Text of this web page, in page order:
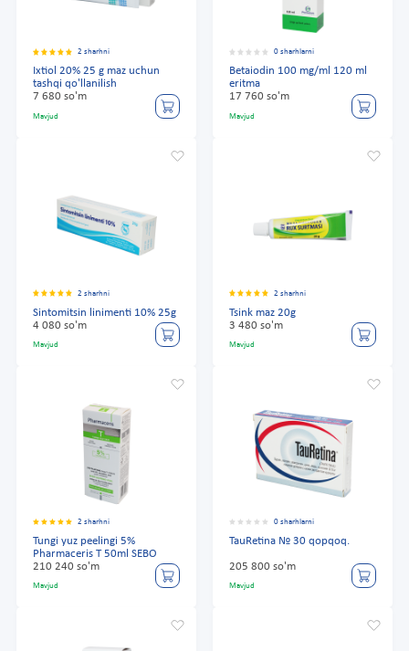
2 sharhni
Ixtiol 20% 25 g maz uchun
tashqi qo'llanilish
7 680 so'm
Mavjud
0 sharhlarni
Betaiodin 100 mg/ml 120 ml
eritma
17 760 so'm
Mavjud
2 sharhni
Sintomitsin linimenti 10% 25g
4 080 so'm
Mavjud
2 sharhni
Tsink maz 20g
3 480 so'm
Mavjud
2 sharhni
Tungi yuz peelingi 5%
Pharmaceris T 50ml SEBO
210 240 so'm
Mavjud
0 sharhlarni
TauRetina № 30 qopqoq.
205 800 so'm
Mavjud